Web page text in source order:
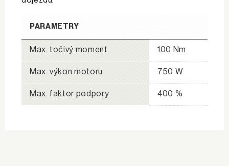
PARAMETRY
Max. točivý moment 100 Nm
Max. výkon motoru 750 W
Max. faktor podpory 400 %